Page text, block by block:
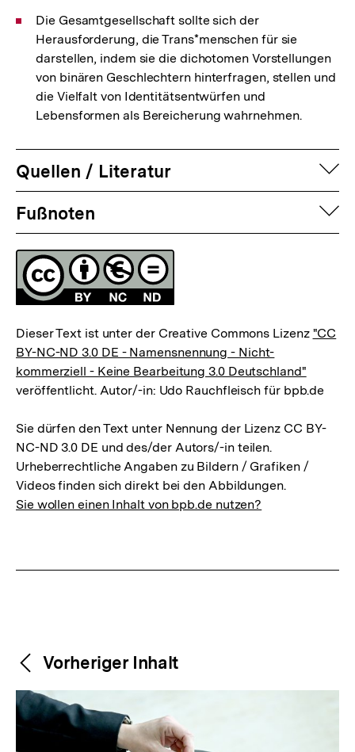
Die Gesamtgesellschaft sollte sich der
Herausforderung, die Trans*menschen für sie
darstellen, indem sie die dichotomen Vorstellungen
von binären Geschlechtern hinterfragen, stellen und
die Vielfalt von Identitätsentwürfen und
Lebensformen als Bereicherung wahrnehmen.
Quellen / Literatur
Fussnoten
Fußnoten
Lizenz
Dieser Text ist unter der Creative Commons Lizenz "CC
BY-NC-ND 3.0 DE - Namensnennung - Nicht-
kommerziell - Keine Bearbeitung 3.0 Deutschland"
veröffentlicht. Autor/-in: Udo Rauchfleisch für bpb.de
Sie dürfen den Text unter Nennung der Lizenz CC BY-
NC-ND 3.0 DE und des/der Autors/-in teilen.
Urheberrechtliche Angaben zu Bildern / Grafiken /
Videos finden sich direkt bei den Abbildungen.
Sie wollen einen Inhalt von bpb.de nutzen?
Weitere
Inhalte
Content-
Navigation
Vorheriger Inhalt